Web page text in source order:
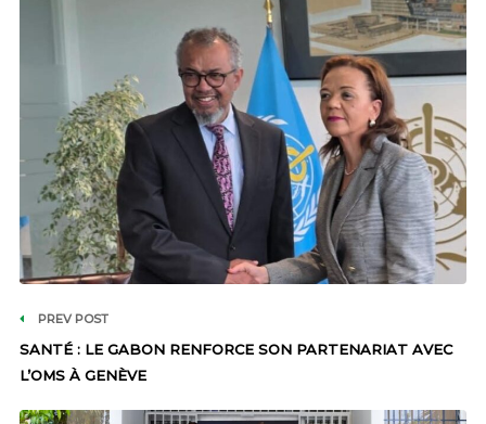
PREV POST
SANTÉ : LE GABON RENFORCE SON PARTENARIAT AVEC
L’OMS À GENÈVE